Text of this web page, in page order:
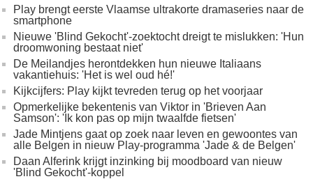
Play brengt eerste Vlaamse ultrakorte dramaseries naar de
smartphone
Nieuwe 'Blind Gekocht'-zoektocht dreigt te mislukken: 'Hun
droomwoning bestaat niet'
De Meilandjes herontdekken hun nieuwe Italiaans
vakantiehuis: 'Het is wel oud hé!'
Kijkcijfers: Play kijkt tevreden terug op het voorjaar
Opmerkelijke bekentenis van Viktor in 'Brieven Aan
Samson': 'Ik kon pas op mijn twaalfde fietsen'
Jade Mintjens gaat op zoek naar leven en gewoontes van
alle Belgen in nieuw Play-programma 'Jade & de Belgen'
Daan Alferink krijgt inzinking bij moodboard van nieuw
'Blind Gekocht'-koppel